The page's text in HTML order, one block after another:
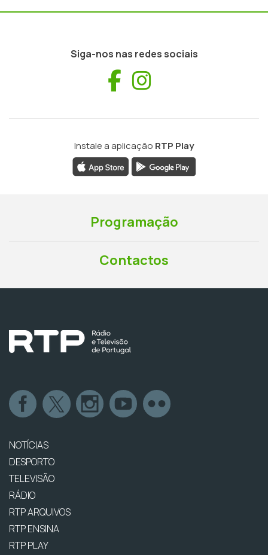
Siga-nos nas redes sociais
Facebook
Instale a aplicação RTP Play
Programação
Contactos
NOTÍCIAS
DESPORTO
TELEVISÃO
RÁDIO
RTP ARQUIVOS
RTP ENSINA
RTP PLAY